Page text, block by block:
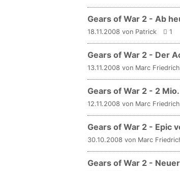
Gears of War 2 - Ab
18.11.2008 von Patrick 1
Gears of War 2 - Der
13.11.2008 von Marc
Gears of War 2 - 2
12.11.2008 von Marc
Gears of War 2 - Epic
30.10.2008 von Marc
Gears of War 2 -